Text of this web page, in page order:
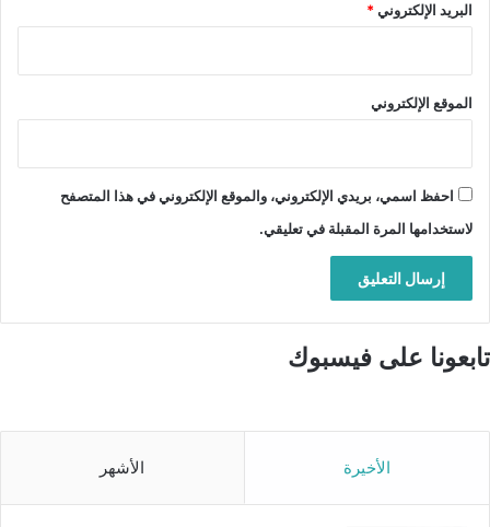
البريد الإلكتروني*
الموقع الإلكتروني
احفظ اسمي، بريدي الإلكتروني، والموقع الإلكتروني في هذا المتصفح
لاستخدامها المرة المقبلة في تعليقي.
تابعونا على فيسبوك
الأخيرة الأشهر